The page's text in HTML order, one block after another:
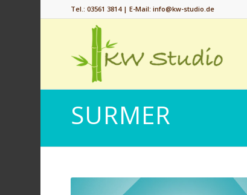
Tel.: 03561 3814 | E-Mail: info@kw-studio.de
SURMER